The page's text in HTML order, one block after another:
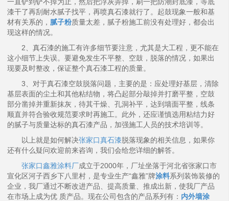
漆干了再刮耐水腻子找平，再喷真石漆就行了。起鼓现象一般和基
材有关系的， 腻子粉质量太差，腻子粉施工前没有处理好，都会出
现这样的情况。
2、真石漆的施工有许多细节要注意，尤其是大工程，更不能在
这小细节上失误。要避免发生不平整、空鼓，脱落的情况，如果出
现要及时整改，保证整个真石漆工程的质量。
3、对于真石漆空鼓脱落问题，主要的是：应处理好基层，清除
基层表面的尘土和其他粘结物，将凸起部分敲掉并打磨平整，空鼓
部分凿掉并重新抹灰，待其干燥、孔洞补平，达到墙面平整，线条
顺直并符合验收规范要求时再施工。此外，还应谨慎选用粘结力好
的腻子与质量达标的真石漆产品，加强施工人员的技术培训等。
以上就是如何解决张家口真石漆脱落现象的相关信息，如果你
还有什么疑问欢迎前来咨询，我们会给您详细的解答。
张家口鑫雅涂料厂成立于2000年，厂址坐落于河北省张家口市
宣化区河子西乡下八里村，是专业生产“鑫雅”牌涂料系列装饰装修的
企业，我厂通过不断改进产品、提高质量、推成出新，使我厂产品
在市场上成为优 质产品。现在公司包含的产品系列有： 内外墙涂